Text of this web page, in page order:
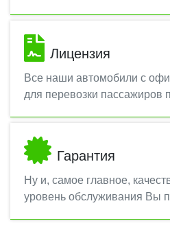
Лицензия
Все наши автомобили с
для перевозки пассажиров
Гарантия
Ну и, самое главное,
уровень обслуживания Вы